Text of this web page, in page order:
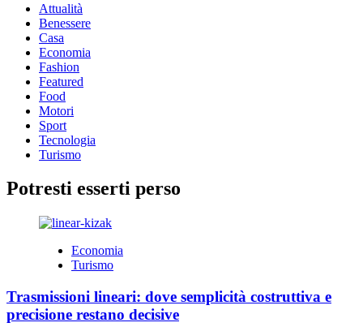
Attualità
Benessere
Casa
Economia
Fashion
Featured
Food
Motori
Sport
Tecnologia
Turismo
Potresti esserti perso
Economia
Turismo
Trasmissioni lineari: dove semplicità costruttiva e
precisione restano decisive